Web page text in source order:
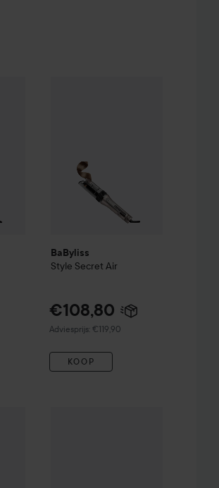
BaByliss
Style Secret Air
€108,80
Adviesprijs: €119,90
Aanbevolen prijs €119,90
KOOP